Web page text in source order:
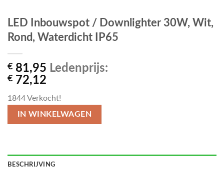
LED Inbouwspot / Downlighter 30W, Wit,
Rond, Waterdicht IP65
€ 81,95 Ledenprijs:
€ 72,12
1844Verkocht!
IN WINKELWAGEN
BESCHRIJVING